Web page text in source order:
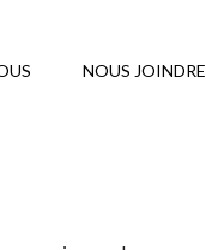
NOUS JOINDRE